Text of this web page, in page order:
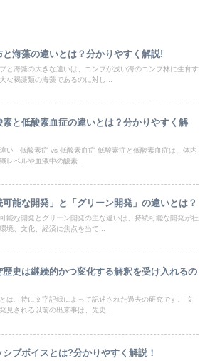
と海藻の違いとは？分かりやすく解説!
と海藻の大きな違いは、コンブが浅い海のコンブ林に生育す
な褐藻類の海藻であるのに対し...
素と低酸素血症の違いとは？分かりやすく解
い - 低酸素症 vs 低酸素血症 低酸素症と低酸素血症は、体内
レベルや血液中の酸素...
可能な開発」と「グリーン開発」の違いとは？
能な開発とグリーン開発の主な違いは、持続可能な開発が社
境、文化、経済に焦点を当て...
歴史は継続的かつ変化する解釈を受け入れるの
は、特に文字記録によって記述された過去の研究です。 文
見される以前の出来事は、先史...
シブボイスとは?分かりやすく解説！